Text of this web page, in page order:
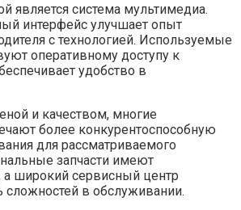
является система мультимедиа.
интерфейс улучшает опыт
с технологией. Используемые
оперативному доступу к
удобство в
и качеством, многие
более конкурентоспособную
для рассматриваемого
запчасти имеют
широкий сервисный центр
сложностей в обслуживании.